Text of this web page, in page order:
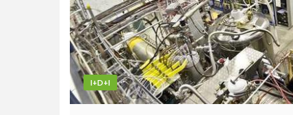
I+D+I